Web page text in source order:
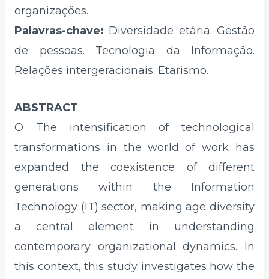
organizações.
Palavras-chave: Diversidade etária. Gestão
de pessoas. Tecnologia da Informação.
Relações intergeracionais. Etarismo.
ABSTRACT
O The intensification of technological
transformations in the world of work has
expanded the coexistence of different
generations within the Information
Technology (IT) sector, making age diversity
a central element in understanding
contemporary organizational dynamics. In
this context, this study investigates how the